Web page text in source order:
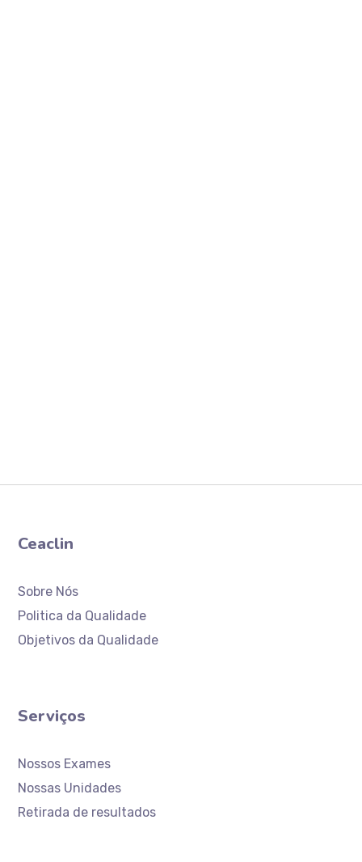
Ceaclin
Sobre Nós
Politica da Qualidade
Objetivos da Qualidade
Serviços
Nossos Exames
Nossas Unidades
Retirada de resultados